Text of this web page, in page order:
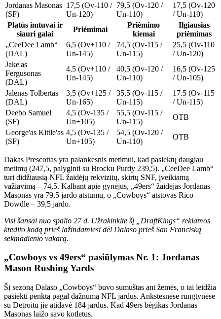
Jordanas Masonas
(SF)
17,5 (Ov-110 /
Un-120)
79,5 (Ov-120 /
Un-110)
17,5 (Ov-120
/ Un-110)
Platūs imtuvai ir
siauri galai
Priėmimai
Priėmimo
kiemai
Ilgiausias
priėmimas
„CeeDee Lamb“
(DAL)
6,5 (Ov+110 /
Un-145)
74,5 (Ov-115 /
Un-115)
25,5 (Ov-110
/ Un-120)
Jake'as
Fergusonas
(DAL)
4,5 (Ov+110 /
Un-145)
40,5 (Ov-120 /
Un-110)
16,5 (Ov-125
/ Un-105)
Jalenas Tolbertas
(DAL)
3,5 (Ov+125 /
Un-165)
35,5 (Ov-115 /
Un-115)
17.5 (Ov-115
/ Un-115)
Deebo Samuel
(SF)
4,5 (Ov-135 /
Un+105)
55,5 (Ov-115 /
Un-115)
OTB
George'as Kittle'as
(SF)
4,5 (Ov-135 /
Un+105)
54,5 (Ov-120 /
Un-110)
OTB
Dakas Prescottas yra palankesnis metimui, kad pasiektų daugiau
metimų (247,5, palyginti su Brocku Purdy 239,5). „CeeDee Lamb“
turi didžiausią NFL žaidėjų rekvizitų, skirtų SNF, įveikiamą
važiavimą – 74,5. Kalbant apie gynėjus, „49ers“ žaidėjas Jordanas
Masonas yra 79,5 jardo atstumu, o „Cowboys“ atstovas Rico
Dowdle – 39,5 jardo.
Visi šansai nuo spalio 27 d. Užrakinkite šį „DraftKings“ reklamos
kredito kodą prieš lažindamiesi dėl Dalaso prieš San Franciską
sekmadienio vakarą.
„Cowboys vs 49ers“ pasiūlymas Nr. 1: Jordanas
Mason Rushing Yards
Šį sezoną Dalaso „Cowboys“ buvo sumuštas ant žemės, o tai leidžia
pasiekti penktą pagal dažnumą NFL jardus. Ankstesnėse rungtynėse
su Detroitu jie atidavė 184 jardus. Kad 49ers bėgikas Jordanas
Masonas laižo savo kotletus.